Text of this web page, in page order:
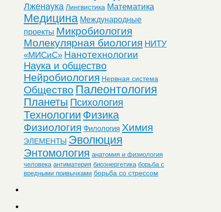
Лженаука Лингвистика Математика
Медицина Международные
проекты Микробиология
Молекулярная биология НИТУ
«МИСиС» Нанотехнологии
Наука и общество
Нейробиология Нервная система
Общество Палеонтология
Планеты Психология
Технологии Физика
Физиология Филология Химия
ЭЛЕМЕНТЫ Эволюция
Энтомология анатомия и физиология
человека антиматерия биоэнергетика борьба с
вредными привычками борьба со стрессом